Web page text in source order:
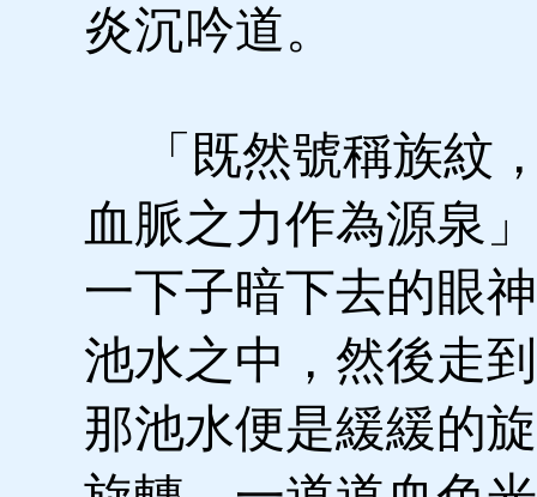
炎沉吟道。
「既然號稱族紋
血脈之力作為源泉
一下子暗下去的眼
池水之中，然後走
那池水便是緩緩的